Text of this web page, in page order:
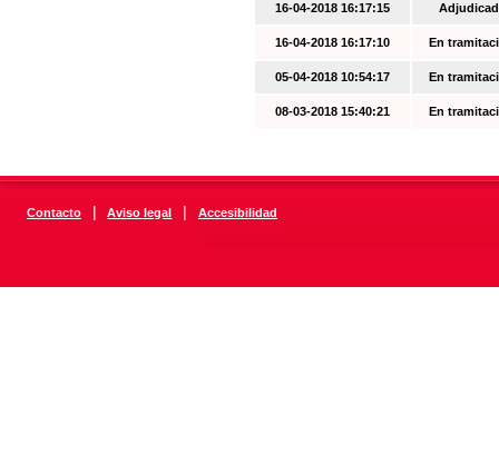
16-04-2018 16:17:15
16-04-2018 16:17:10 En
05-04-2018 10:54:17 En
08-03-2018 15:40:21 En
Contacto | Aviso legal | Accesibilidad